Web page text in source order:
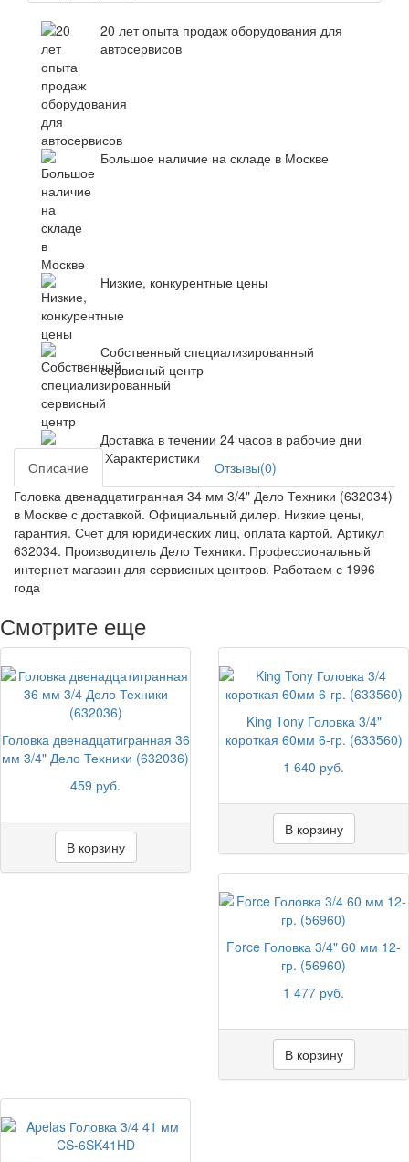
20 лет опыта продаж оборудования для
автосервисов
Большое наличие на складе в Москве
Низкие, конкурентные цены
Собственный специализированный
сервисный центр
Доставка в течении 24 часов в рабочие дни
Описание
Характеристики
Отзывы(0)
Головка двенадцатигранная 34 мм 3/4" Дело Техники (632034)
в Москве с доставкой. Официальный дилер. Низкие цены,
гарантия. Счет для юридических лиц, оплата картой. Артикул
632034. Производитель Дело Техники. Профессиональный
интернет магазин для сервисных центров. Работаем с 1996
года
Смотрите еще
Головка двенадцатигранная 36
мм 3/4" Дело Техники (632036)
459 руб.
В корзину
King Tony Головка 3/4"
короткая 60мм 6-гр. (633560)
1 640 руб.
В корзину
Force Головка 3/4" 60 мм 12-
гр. (56960)
1 477 руб.
В корзину